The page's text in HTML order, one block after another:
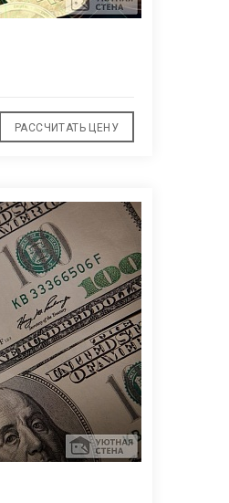
РАССЧИТАТЬ ЦЕНУ